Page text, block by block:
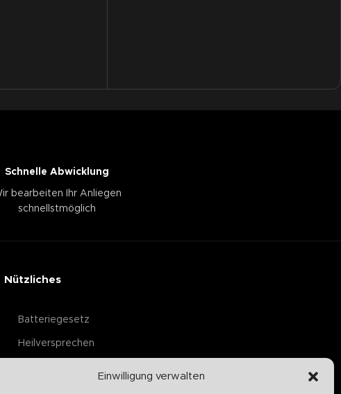
Einwilligung verwalten
Schnelle Abwicklung
bearbeiten Ihr Anliegen
schnellstmöglich
Nützliches
Batteriegesetz
Heilversprechen